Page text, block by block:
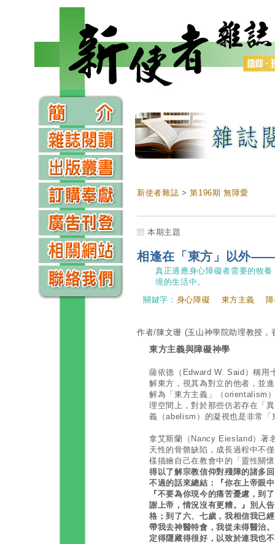
新使者雜誌 >第196期 無障愛
本期主題
相逢在「東方」以外
真正適應身心障礙者需要的牧
境的生活中。
關鍵字： 身心障礙 東方主義
作者/陳文珊 (玉山神學院助理教授，
東方主義與障礙神學
薩依德（Edward W. Said）稱用
解東方，視其為對立的他者，並
解為「東方主義」（orientalism
理空間上，對於那些仿若存在「
義（abelism）的凝視也是非常「
拿艾斯蘭（Nancy Eiesland）著
天性的骨骼缺陷，成長過程中不
樣描繪自己在教會中的「靈性關
得以了解宗教信仰對殘障的諸多
不過的話來總結：『你在上帝眼
『不要為你現今的痛苦憂慮，到
謝上帝，情況沒有更糟。』別人
格；到了六、七歲，我相信我已
帶我去神醫特會，我從未得醫治
定得隱藏得很好，以致於連我也